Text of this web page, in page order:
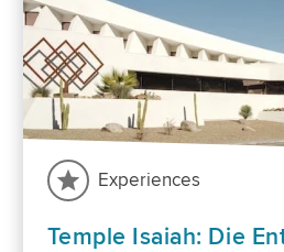
Experiences
Temple Isaiah: Die